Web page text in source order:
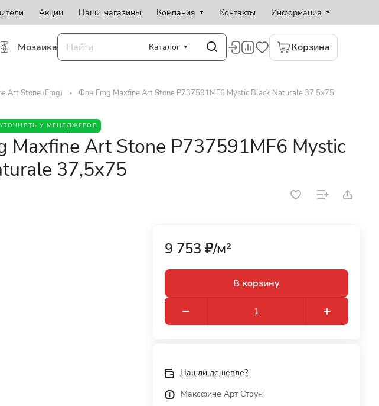
Акции Наши магазины Компания Контакты Информация
Мозаика Каталог Корзина
Art Stone (Fmg) Фон Fmg Maxfine Art Stone P737591MF6 Mystic Black Naturale 37,5x75
У МЕНЕДЖЕРОВ
Maxfine Art Stone P737591MF6 Mystic
37,5x75
9 753 ₽/м²
В корзину
Нашли дешевле?
Максфине Арт Стоун